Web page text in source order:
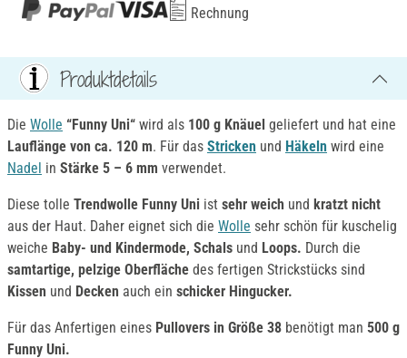
Rechnung
Produktdetails
Die Wolle “Funny Uni“ wird als 100 g Knäuel geliefert und hat eine
Lauflänge von ca. 120 m. Für das Stricken und Häkeln wird eine
Nadel in Stärke 5 – 6 mm verwendet.
Diese tolle Trendwolle Funny Uni ist sehr weich und kratzt nicht
aus der Haut. Daher eignet sich die Wolle sehr schön für kuschelig
weiche Baby- und Kindermode, Schals und Loops. Durch die
samtartige, pelzige Oberfläche des fertigen Strickstücks sind
Kissen und Decken auch ein schicker Hingucker.
Für das Anfertigen eines Pullovers in Größe 38 benötigt man 500 g
Funny Uni.